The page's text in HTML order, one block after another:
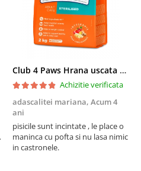
Club 4 Paws Hrana uscata pisici sterilizate, 2kg
Achizitie verificata
adascalitei mariana, Acum 4
ani
pisicile sunt incintate , le place o
maninca cu pofta si nu lasa nimic
in castronele.